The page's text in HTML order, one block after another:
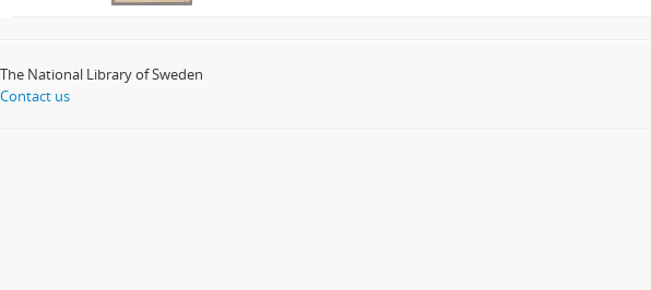
The National Library of Sweden
Contact us